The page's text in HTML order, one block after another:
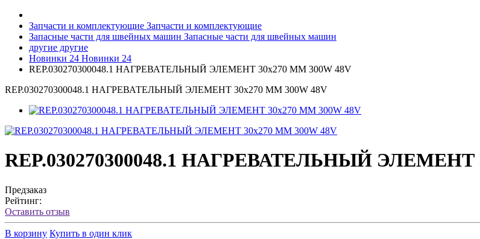
Запчасти и комплектующие Запчасти и комплектующие
Запасные части для швейных машин Запасные части для швейных машин
другие другие
Новинки 24 Новинки 24
REP.030270300048.1 НАГРЕВАТЕЛЬНЫЙ ЭЛЕМЕНТ 30x270 MM 300W 48V
REP.030270300048.1 НАГРЕВАТЕЛЬНЫЙ ЭЛЕМЕНТ 30x270 MM 300W 48V
REP.030270300048.1 НАГРЕВАТЕЛЬНЫЙ ЭЛЕМЕНТ
Предзаказ
Рейтинг:
Оставить отзыв
В корзину Купить в один клик